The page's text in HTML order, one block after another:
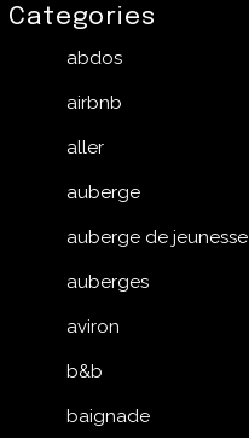
Categories
abdos
airbnb
aller
auberge
auberge de jeunesse
auberges
aviron
b&b
baignade